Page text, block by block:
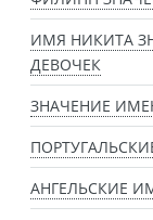
ИМЯ НИКИТА
ДЕВОЧЕК
ЗНАЧЕНИЕ
АНГЕЛЬСКИЕ